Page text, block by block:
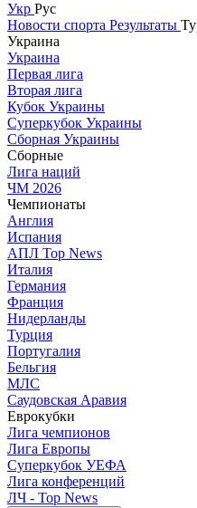
Укр Рус
Новости спорта Результаты
Украина
Украина
Первая лига
Вторая лига
Кубок Украины
Суперкубок Украины
Сборная Украины
Сборные
Лига наций
ЧМ 2026
Чемпионаты
Англия
Испания
АПЛ Top News
Италия
Германия
Франция
Нидерланды
Турция
Португалия
Бельгия
МЛС
Саудовская Аравия
Еврокубки
Лига чемпионов
Лига Европы
Суперкубок УЕФА
Лига конференций
ЛЧ - Top News